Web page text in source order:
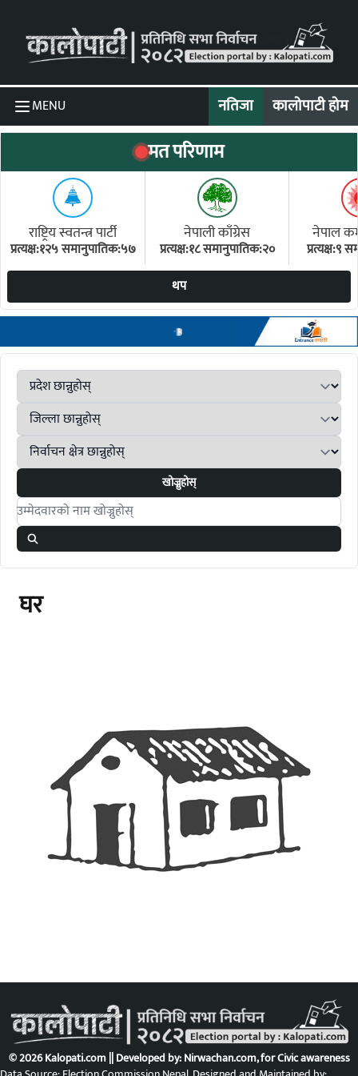
MENU नतिजा कालोपाटी होम
मत परिणाम
राष्ट्रिय स्वतन्त्र पार्टी
प्रत्यक्ष:१२५ समानुपातिक:५७
नेपाली काँग्रेस
प्रत्यक्ष:१८ समानुपातिक:२०
नेपाल
प्रत्यक्ष:९
थप
खोज्नुहोस्
Search candidates
घर
© 2026 Kalopati.com || Developed by:Nirwachan.com, for Civic awareness